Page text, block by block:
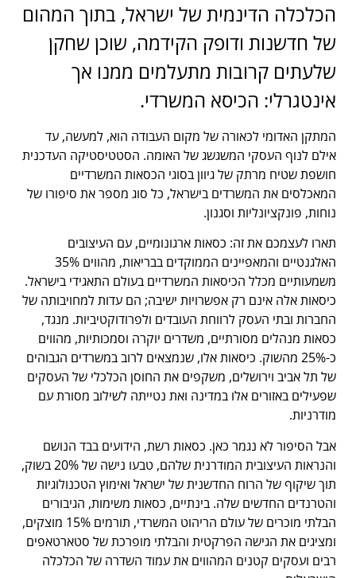
הכלכלה הדינמית של ישראל, בתוך המהום
של חדשנות ודופק הקידמה, שוכן שחקן
שלעתים קרובות מתעלמים ממנו אך
אינטגרלי: הכיסא המשרדי.
המתקן האדומי לכאורה של מקום העבודה הוא, למעשה, עד
אילם לנוף העסקי המשגשג של האומה. הסטטיסטיקה העדכנית
חושפת שטיח מרתק של גיוון בסוגי הכסאות המשרדיים
המאכלסים את המשרדים בישראל, כל סוג מספר את סיפורו של
נוחות, פונקציונליות וסגנון.
תארו לעצמכם את זה: כסאות ארגונומיים, עם העיצובים
האלגנטיים והמאפיינים הממוקדים בבריאות, מהווים 35%
משמעותיים מכלל הכיסאות המשרדיים בעולם התאגידי בישראל.
כיסאות אלה אינם רק אפשרויות ישיבה; הם עדות למחויבותה של
החברות ובתי העסק לרווחת העובדים ולפרודוקטיביות. מנגד,
כסאות מנהלים מסורתיים, משדרים יוקרה וסמכותיות, מהווים
כ-25% מהשוק. כיסאות אלו, שנמצאים לרוב במשרדים הגבוהים
של תל אביב וירושלים, משקפים את החוסן הכלכלי של העסקים
שפעילים באזורים אלו במדינה ואת נטייתה לשילוב מסורת עם
מודרניות.
אבל הסיפור לא נגמר כאן. כסאות רשת, הידועים בבד הנושם
והנראות העיצובית המודרנית שלהם, טבעו נישה של 20% בשוק,
תוך שיקוף של הרוח החדשנית של ישראל ואימוץ הטכנולוגיות
והטרנדים החדשים שלה. בינתיים, כסאות משימות, הגיבורים
הבלתי מוכרים של עולם הריהוט המשרדי, תורמים 15% מוצקים,
ומציגים את הגישה הפרקטית והבלתי מופרכת של סטארטאפים
רבים ועסקים קטנים המהווים את עמוד השדרה של הכלכלה